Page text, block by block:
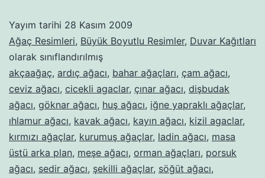
Yayım tarihi 28 Kasım 2009
Ağaç Resimleri, Büyük Boyutlu Resimler, Duvar Kağıtları
olarak sınıflandırılmış
akçaağaç, ardıç ağacı, bahar ağaçları, çam ağacı,
ceviz ağacı, cicekli agaclar, çınar ağacı, dişbudak
ağacı, göknar ağacı, huş ağacı, iğne yapraklı ağaçlar,
ıhlamur ağacı, kavak ağacı, kayın ağacı, kizil agaclar,
kırmızı ağaçlar, kurumuş ağaçlar, ladin ağacı, masa
üstü arka plan, meşe ağacı, orman ağaçları, porsuk
ağacı, sedir ağacı, şekilli ağaçlar, söğüt ağacı,